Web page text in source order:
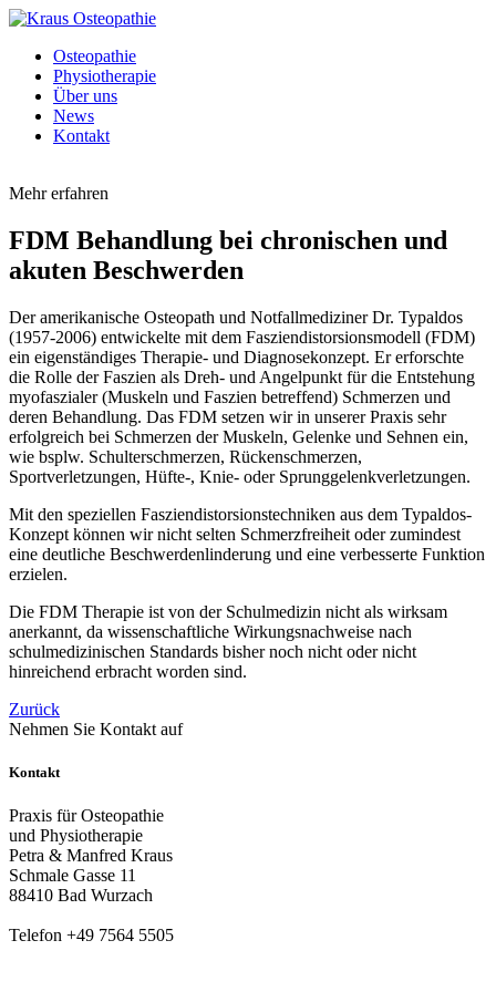
Osteopathie
Physiotherapie
Über uns
News
Kontakt
Mehr erfahren
FDM Behandlung bei chronischen und
akuten Beschwerden
Der amerikanische Osteopath und Notfallmediziner Dr. Typaldos
(1957-2006) entwickelte mit dem Fasziendistorsionsmodell (FDM)
ein eigenständiges Therapie- und Diagnosekonzept. Er erforschte
die Rolle der Faszien als Dreh- und Angelpunkt für die Entstehung
myofaszialer (Muskeln und Faszien betreffend) Schmerzen und
deren Behandlung. Das FDM setzen wir in unserer Praxis sehr
erfolgreich bei Schmerzen der Muskeln, Gelenke und Sehnen ein,
wie bsplw. Schulterschmerzen, Rückenschmerzen,
Sportverletzungen, Hüfte-, Knie- oder Sprunggelenkverletzungen.
Mit den speziellen Fasziendistorsionstechniken aus dem Typaldos-
Konzept können wir nicht selten Schmerzfreiheit oder zumindest
eine deutliche Beschwerdenlinderung und eine verbesserte Funktion
erzielen.
Die FDM Therapie ist von der Schulmedizin nicht als wirksam
anerkannt, da wissenschaftliche Wirkungsnachweise nach
schulmedizinischen Standards bisher noch nicht oder nicht
hinreichend erbracht worden sind.
Zurück
Nehmen Sie Kontakt auf
Kontakt
Praxis für Osteopathie
und Physiotherapie
Petra & Manfred Kraus
Schmale Gasse 11
88410 Bad Wurzach
Telefon +49 7564 5505